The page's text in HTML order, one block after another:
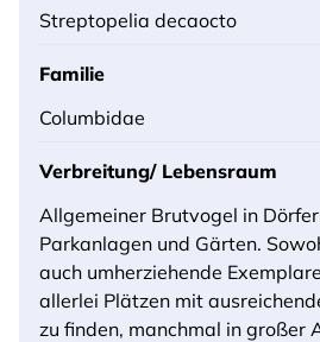
Streptopelia decaocto
Familie
Columbidae
Verbreitung/ Lebensraum
Allgemeiner Brutvogel in
Parkanlagen und Gärten.
auch umherziehende
allerlei Plätzen mit
zu finden, manchmal in großer